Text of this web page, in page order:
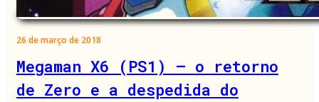
26 de março de 2018
Megaman X6 (PS1) – o retorno
de Zero e a despedida do